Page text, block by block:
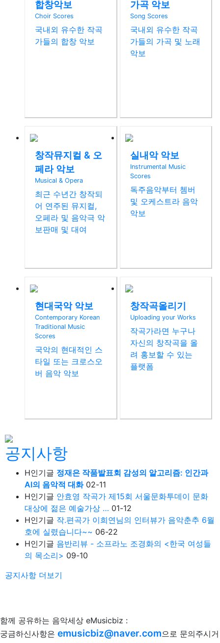
청산리 벽계수야
(Ch…
상주 함창 맑은 물
에
합창악보
Choir Scores
국내외 유수한 작곡
가들의 합창 악보
가곡 악보
Song Scores
국내외 유수한 작곡
가들의 가곡 및 노래
악보
창작뮤지컬 & 오
페라 악보
Musical & Opera
최근 수년간 창작되
어 연주된 뮤지컬,
오페라 및 음악극 악
보판매 및 대여
실내악 악보
Instrumental Music
Scores
독주음악부터 쳄버
및 오케스트라 음악
악보
현대국악 악보
Contemporary Korean
Traditional Music
Scores
국악의 현대적인 스
타일 또는 크로스오
버 음악 악보
창작곡올리기
Uploading your Works
작곡가라면 누구나
자신의 창작곡을 올
려 홍보할 수 있는
플랫폼
공지사항
H인기글 정재은 작품발표회 감성의 알고리즘: 인간과
AI의 음악적 대화 02-11
H인기글 안효영 작곡가 제15회 서울문화투데이 문화
대상에 젊은 예술가상 … 01-12
H인기글 작.편곡가 이희연님의 인터뷰가 음악춘추 6월
호에 실렸습니다~~ 06-22
H인기글 음반리뷰 - 소프라노 조경화의 <한국 여성들
의 목소리> 09-10
공지사항 더보기
함께 공유하는 음악세상 eMusicbiz :
궁금하신사항은 emusicbiz@naver.com으로 문의주시거